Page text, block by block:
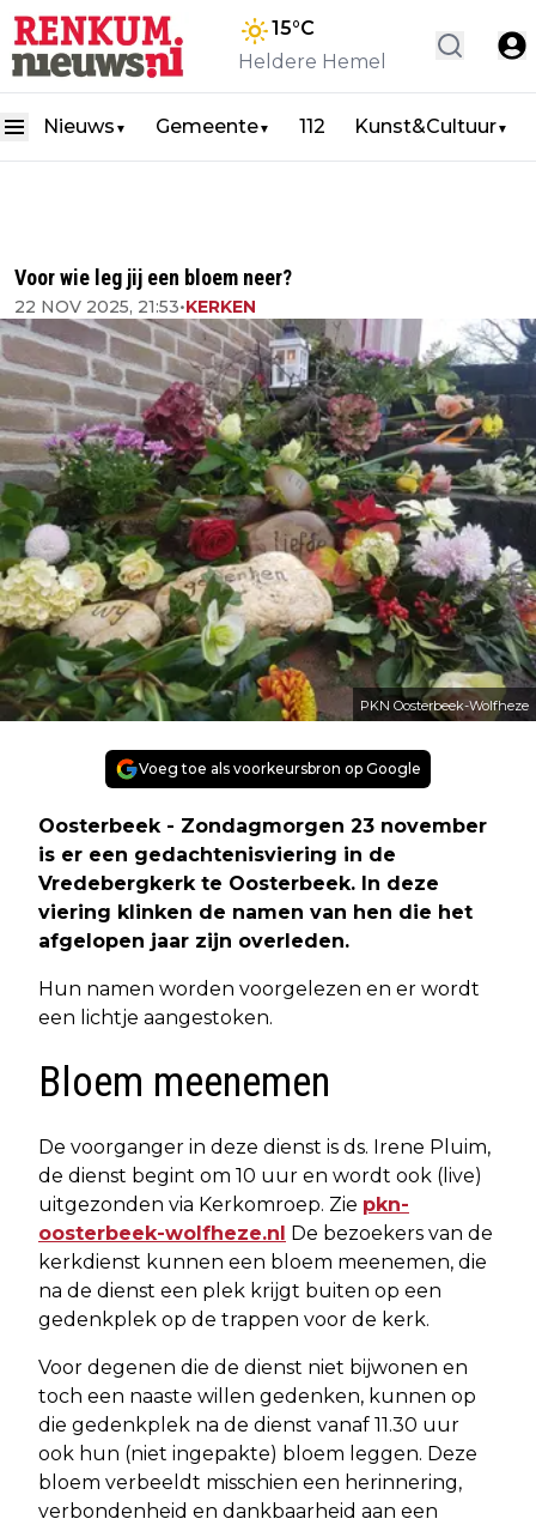
15°C
Heldere Hemel
Nieuws ▼ Gemeente▼ 112 Kunst&Cultuur▼
Voor wie leg jij een bloem neer?
22 NOV 2025, 21:53•KERKEN
PKN Oosterbeek-Wolfheze
Voeg toe als voorkeursbron op Google
Oosterbeek - Zondagmorgen 23 november
is er een gedachtenisviering in de
Vredebergkerk te Oosterbeek. In deze
viering klinken de namen van hen die het
afgelopen jaar zijn overleden.
Hun namen worden voorgelezen en er wordt
een lichtje aangestoken.
Bloem meenemen
De voorganger in deze dienst is ds. Irene Pluim,
de dienst begint om 10 uur en wordt ook (live)
uitgezonden via Kerkomroep. Zie pkn-
oosterbeek-wolfheze.nl
De bezoekers van de
kerkdienst kunnen een bloem meenemen, die
na de dienst een plek krijgt buiten op een
gedenkplek op de trappen voor de kerk.
Voor degenen die de dienst niet bijwonen en
toch een naaste willen gedenken, kunnen op
die gedenkplek na de dienst vanaf 11.30 uur
ook hun (niet ingepakte) bloem leggen. Deze
bloem verbeeldt misschien een herinnering,
verbondenheid en dankbaarheid aan een